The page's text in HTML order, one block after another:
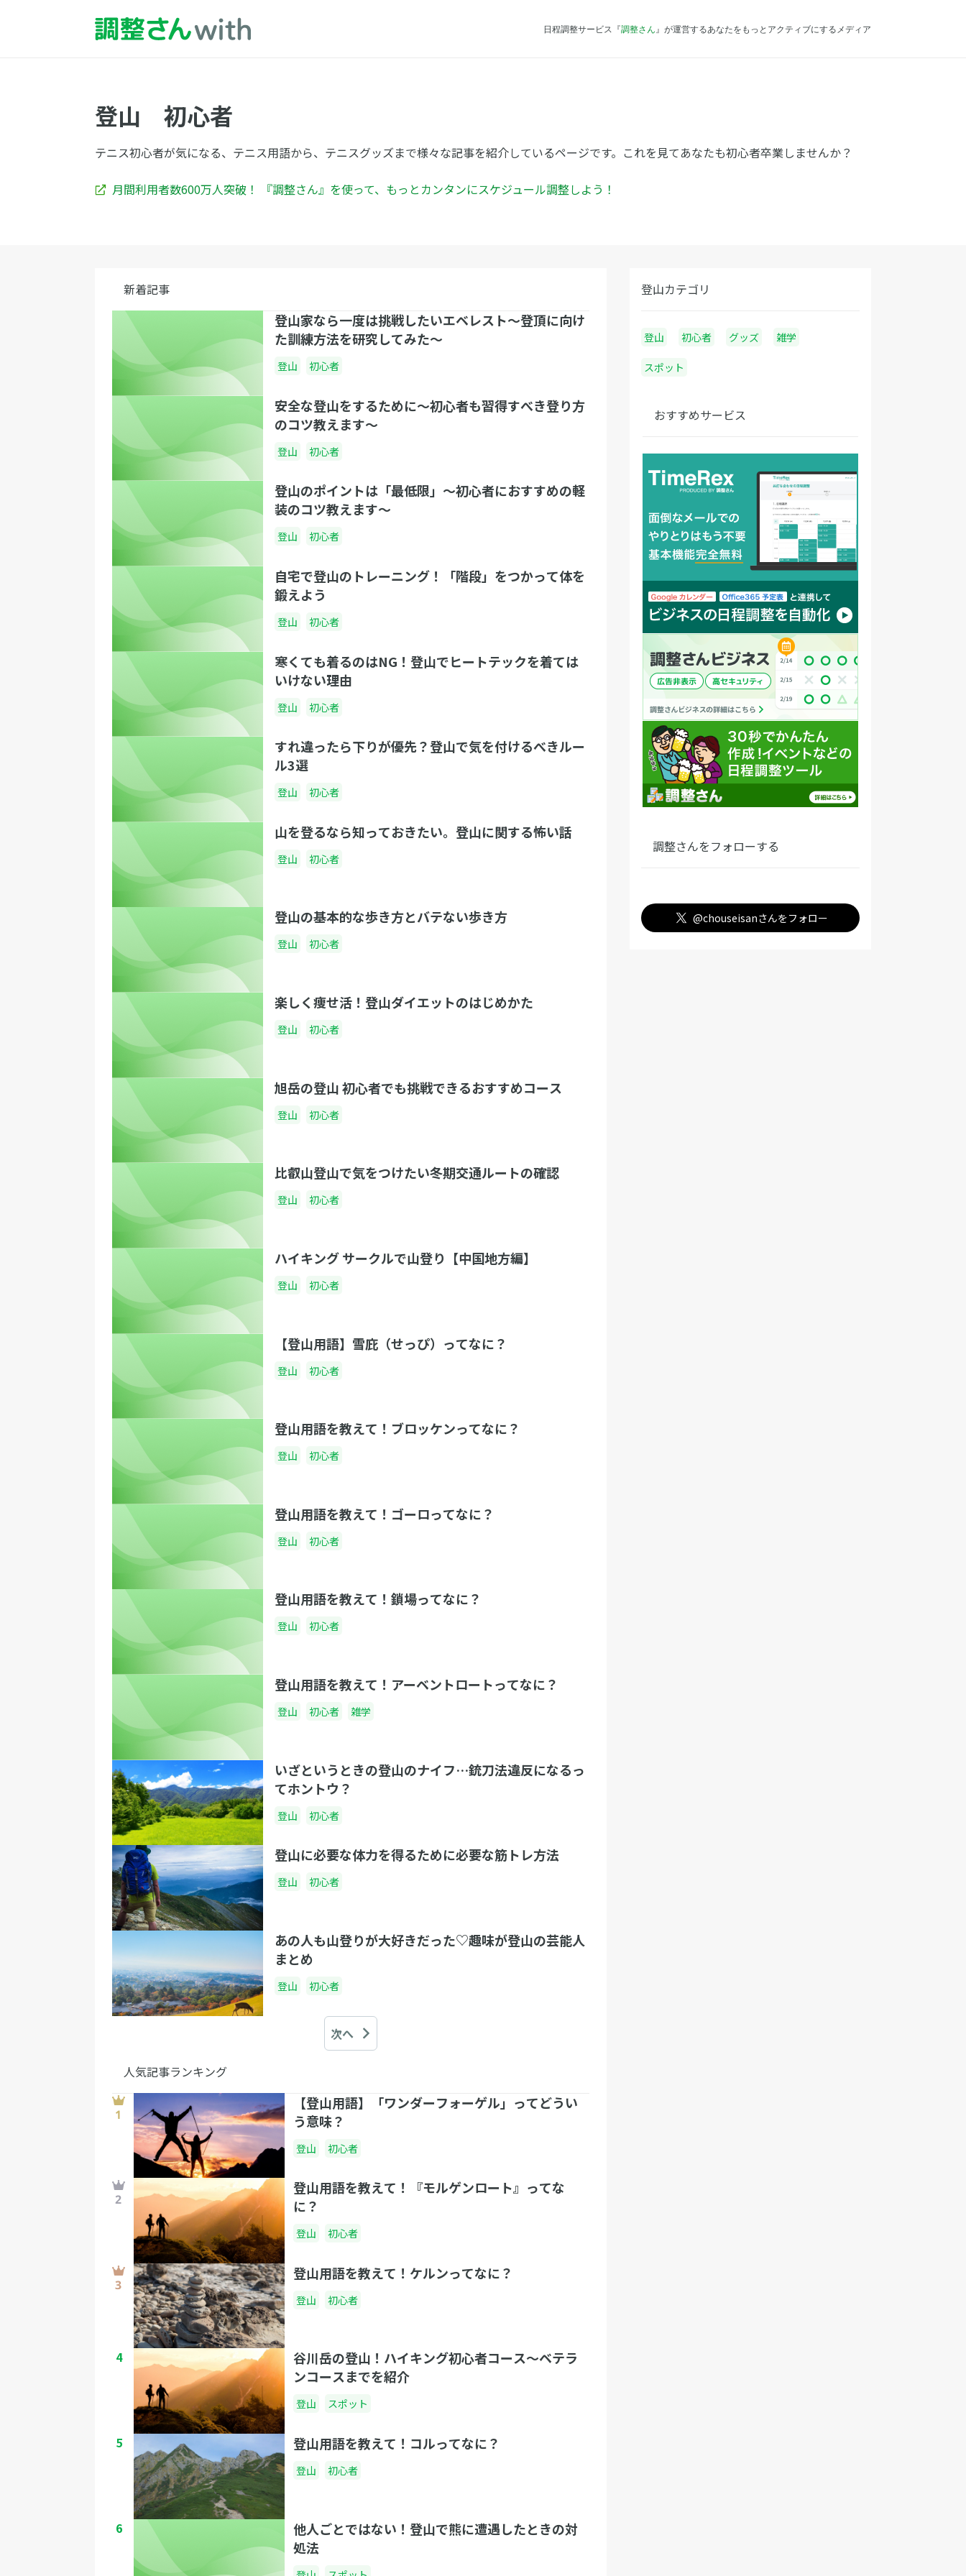
日程調整サービス『調整さん 』が運営するあなたをもっとアクティブにするメディア
登山 初心者
テニス初心者が気になる、テニス用語から、テニスグッズまで様々な記事を紹介しているページです。これを見てあなたも初心者卒業しませんか？
月間利用者数600万人突破！ 『調整さん』を使って、もっとカンタンにスケジュール調整しよう！
新着記事
登山家なら一度は挑戦したいエベレスト～登頂に向け
た訓練方法を研究してみた～
登山 初心者
安全な登山をするために～初心者も習得すべき登り方
のコツ教えます～
登山 初心者
登山のポイントは「最低限」～初心者におすすめの軽
装のコツ教えます～
登山 初心者
自宅で登山のトレーニング！「階段」をつかって体を
鍛えよう
登山 初心者
寒くても着るのはNG！登山でヒートテックを着ては
いけない理由
登山 初心者
すれ違ったら下りが優先？登山で気を付けるべきルー
ル3選
登山 初心者
山を登るなら知っておきたい。登山に関する怖い話
登山 初心者
登山の基本的な歩き方とバテない歩き方
登山 初心者
楽しく痩せ活！登山ダイエットのはじめかた
登山 初心者
旭岳の登山 初心者でも挑戦できるおすすめコース
登山 初心者
比叡山登山で気をつけたい冬期交通ルートの確認
登山 初心者
ハイキング サークルで山登り【中国地方編】
登山 初心者
【登山用語】雪庇（せっぴ）ってなに？
登山 初心者
登山用語を教えて！ブロッケンってなに？
登山 初心者
登山用語を教えて！ゴーロってなに？
登山 初心者
登山用語を教えて！鎖場ってなに？
登山 初心者
登山用語を教えて！アーベントロートってなに？
登山 初心者 雑学
いざというときの登山のナイフ…銃刀法違反になるっ
てホントウ？
登山 初心者
登山に必要な体力を得るために必要な筋トレ方法
登山 初心者
あの人も山登りが大好きだった♡趣味が登山の芸能人
まとめ
登山 初心者
次へ
人気記事ランキング
【登山用語】「ワンダーフォーゲル」ってどうい
う意味？
登山 初心者
登山用語を教えて！『モルゲンロート』ってな
に？
登山 初心者
登山用語を教えて！ケルンってなに？
登山 初心者
4
谷川岳の登山！ハイキング初心者コース〜ベテラ
ンコースまでを紹介
登山 スポット
5 登山用語を教えて！コルってなに？
登山 初心者
6
他人ごとではない！登山で熊に遭遇したときの対
処法
登山カテゴリ
登山 初心者 グッズ 雑学
スポット
おすすめサービス
調整さんをフォローする
@chouseisanさんをフォロー